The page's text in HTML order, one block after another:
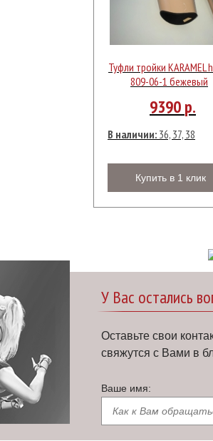
Туфли тройки KARAMEL
809-06-1 бежевый
9390р.
В наличии: 36, 37, 38
Купить в 1 клик
У Вас остались
Оставьте свои
свяжутся с Вами в
Ваше имя: